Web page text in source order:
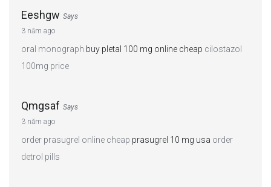
Eeshgw Says
3 năm ago
oral monograph buy pletal 100 mg online cheap cilostazol
100mg price
Qmgsaf Says
3 năm ago
order prasugrel online cheap prasugrel 10 mg usa order
detrol pills